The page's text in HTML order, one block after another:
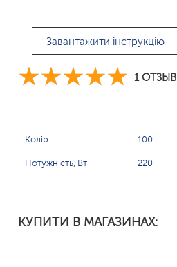
Завантажити інструкцію
1 ОТЗЫВ
Колір 100
Потужність, Вт 220
КУПИТИ В МАГАЗИНАХ: